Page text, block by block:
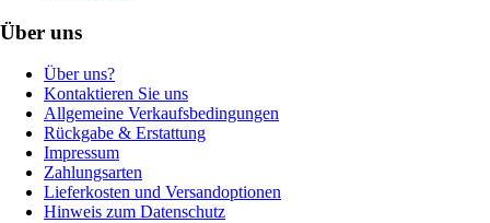
Über uns
Über uns?
Kontaktieren Sie uns
Allgemeine Verkaufsbedingungen
Rückgabe & Erstattung
Impressum
Zahlungsarten
Lieferkosten und Versandoptionen
Hinweis zum Datenschutz